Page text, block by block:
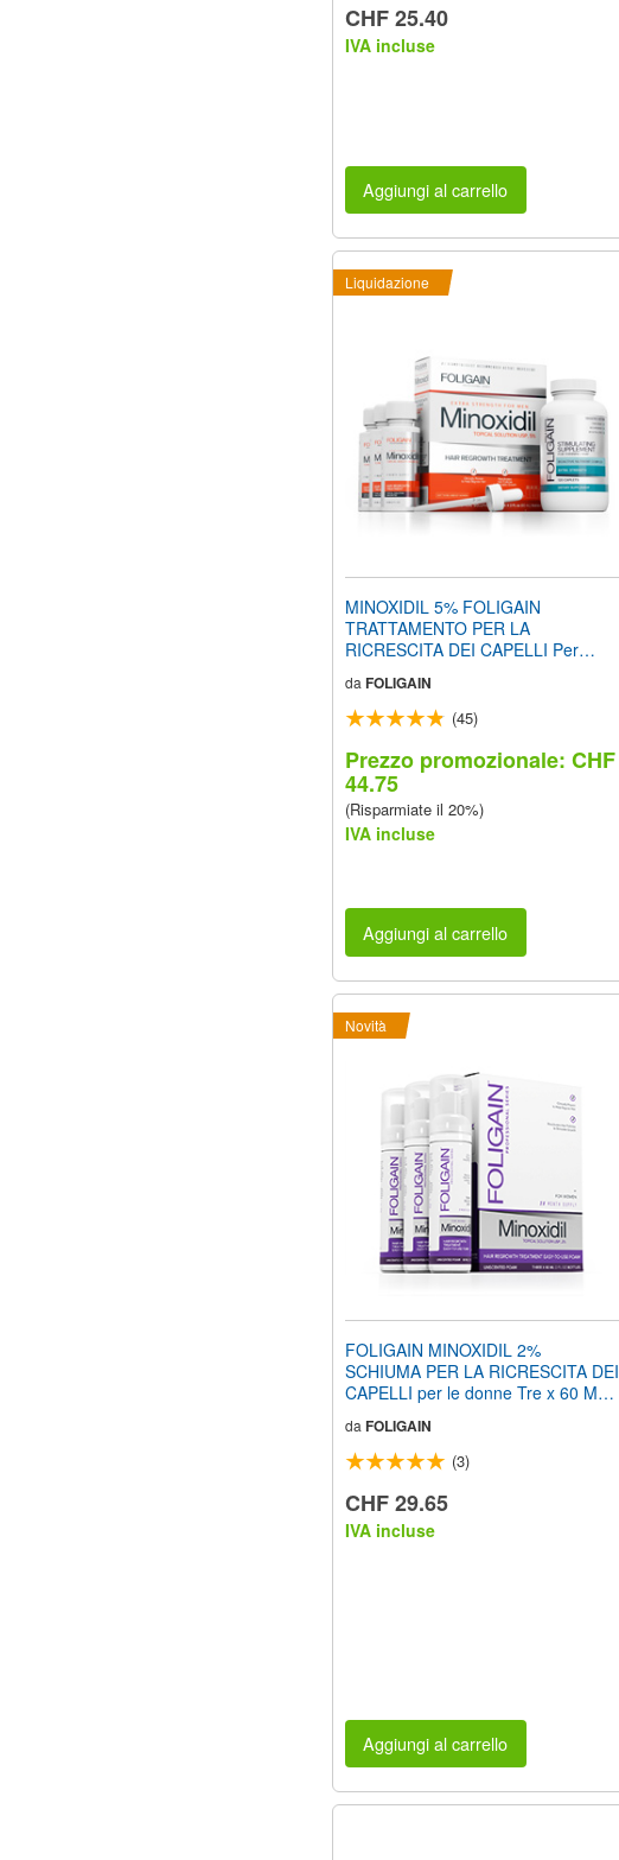
CHF 25.40
IVA incluse
Aggiungi al carrello
Liquidazione
MINOXIDIL 5% FOLIGAIN
TRATTAMENTO PER LA
RICRESCITA DEI CAPELLI Per
Mesi + FOLIGAIN INTEGRATORE
STIMOLANTE PER LA RICRESCITA
DEI CAPELLI 120 Compresse
PACCO CONVENIENZA
daFOLIGAIN
(45)
Prezzo promozionale: CHF
44.75
(Risparmiate il 20%)
IVA incluse
Aggiungi al carrello
Novità
FOLIGAIN MINOXIDIL 2%
SCHIUMA PER LA RICRESCITA DEI
CAPELLI per le donne Tre x 60 ML
fornitura
da FOLIGAIN
(3)
CHF 29.65
IVA incluse
Aggiungi al carrello